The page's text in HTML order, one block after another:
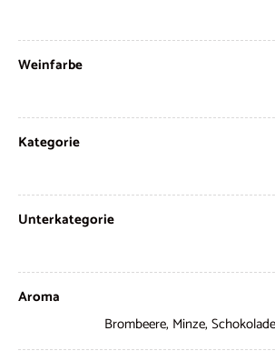
Weinfarbe
Kategorie
Unterkategorie
Aroma
Brombeere, Minze,